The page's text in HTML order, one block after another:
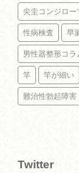
尖圭コンジロー
性病検査 早
男性器整形コラ
竿 竿が細い
難治性勃起障害
Twitter